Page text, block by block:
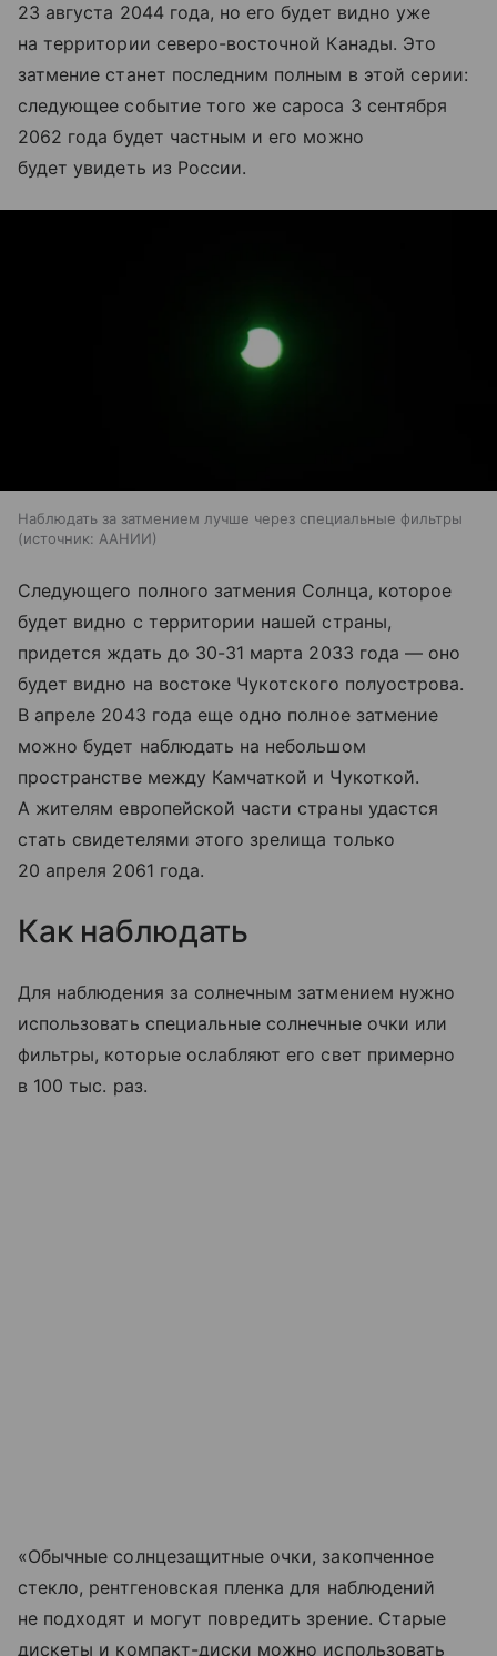
23 августа 2044 года, но его будет видно уже
на территории северо-восточной Канады. Это
затмение станет последним полным в этой серии:
следующее событие того же сароса 3 сентября
2062 года будет частным и его можно
будет увидеть из России.
Наблюдать за затмением лучше через специальные фильтры
источник: ААНИИ
Следующего полного затмения Солнца, которое
будет видно с территории нашей страны,
придется ждать до 30-31 марта 2033 года — оно
будет видно на востоке Чукотского полуострова.
В апреле 2043 года еще одно полное затмение
можно будет наблюдать на небольшом
пространстве между Камчаткой и Чукоткой.
А жителям европейской части страны удастся
стать свидетелями этого зрелища только
20 апреля 2061 года.
Как наблюдать
Для наблюдения за солнечным затмением нужно
использовать специальные солнечные очки или
фильтры, которые ослабляют его свет примерно
в 100 тыс. раз.
«Обычные солнцезащитные очки, закопченное
стекло, рентгеновская пленка для наблюдений
не подходят и могут повредить зрение. Старые
дискеты и компакт-диски можно использовать